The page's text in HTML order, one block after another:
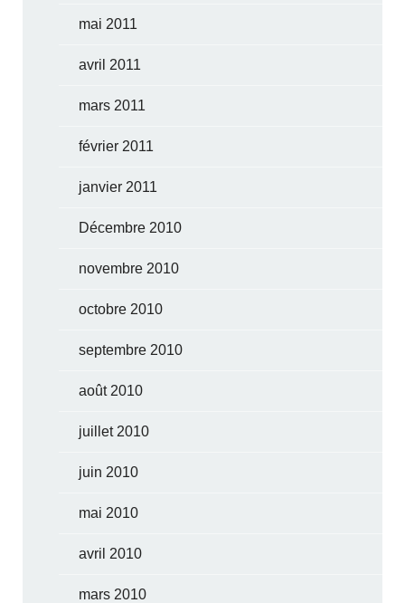
mai 2011
avril 2011
mars 2011
février 2011
janvier 2011
Décembre 2010
novembre 2010
octobre 2010
septembre 2010
août 2010
juillet 2010
juin 2010
mai 2010
avril 2010
mars 2010